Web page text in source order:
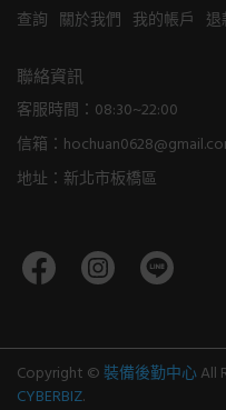
查詢 關於我們 我的帳戶
聯絡資訊
客服時間：08:30~22:00
信箱：
地址：新北市板橋區
Copyright ©裝備後勤中心All
CYBERBIZ.